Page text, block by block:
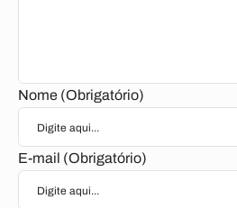
Nome (Obrigatório)
E-mail (Obrigatório)